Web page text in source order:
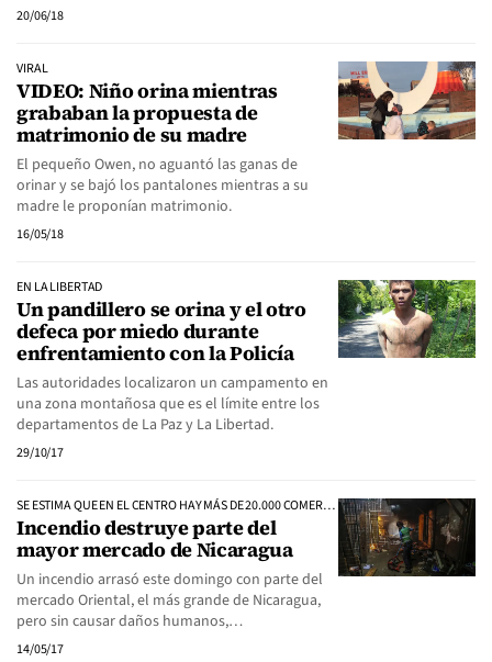
20/06/18
VIRAL
VIDEO: Niño orina mientras
grababan la propuesta de
matrimonio de su madre
El pequeño Owen, no aguantó las ganas de
orinar y se bajó los pantalones mientras a su
madre le proponían matrimonio.
16/05/18
EN LA LIBERTAD
Un pandillero se orina y el otro
defeca por miedo durante
enfrentamiento con la Policía
Las autoridades localizaron un campamento en
una zona montañosa que es el límite entre los
departamentos de La Paz y La Libertad.
29/10/17
SE ESTIMA QUE EN EL CENTRO HAY MÁS DE 20.000 COMERCIANTES FORMALES E INFORMALES.
Incendio destruye parte del
mayor mercado de Nicaragua
Un incendio arrasó este domingo con parte del
mercado Oriental, el más grande de Nicaragua,
pero sin causar daños humanos,…
14/05/17